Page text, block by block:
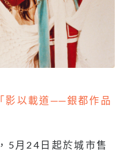
「影以載道──銀都作品
5月24日起於城市售